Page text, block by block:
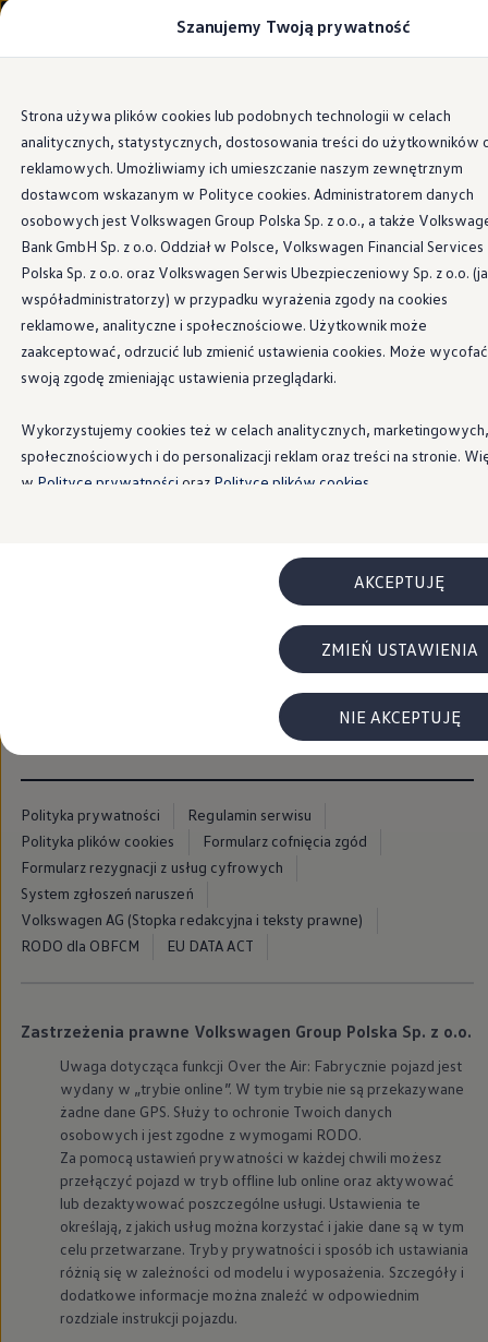
głównej
zawartości
do
stopki
Modele i konfigurator
Auta dostępne od ręki
Cenniki
Modele elektryczne i elektromobilność
Modele elektryczne
Modele elektryczne
Samochody hybrydowe
Przyszłe modele i auta koncepcyjne
ID.4 GTX Xtreme
ID.5 GTX “Xcite”
Nowy ID. Polo GTI
Ładowanie i zasięg
Ładowanie samochodu elektrycznego w domu
Ładowanie samochodu elektrycznego w trasie
Zasięg samochodów elektrycznych
Sposoby płatności
Korzyści i koszty
Koszty utrzymania
Leasing
Najem
Baterie wysokonapięciowe aut elektrycznych
Wyświetlacz head-up z rozszerzoną
System hamowania i odzyskiwanie energii
ID. Sound – poznaj wyjątkowy dźwięk
Strategia Way to Zero
Pozyskiwanie surowców przez recykling
BlueMotion Technologies
WLTP – zużycie paliwa i emisja CO₂
Recykling samochodów
Oprogramowanie i łączność
ID. Software 6
ID. Software i aktualizacje
Interfejs do Twojego ID.
Zakup, finansowanie i ubezpieczenia
Oferty promocyjne
Promocje na nowe samochody – SUV-y,
Oferty nowych i używanych aut
Leasing
Finansowanie aut używanych
Finansowanie dla firm
Kalkulator finansowy
Kredyt i najem
Kredyt
Najem
Finansowanie aut używanych
Kalkulator finansowy
Ubezpieczenia i gwarancje
Ubezpieczenia komunikacyjne
Ubezpieczenie GAP/RTI
Gwarancje
Zakup i finansowanie dla biznesu
Leasing dla biznesu
Wieszakna ubranie
Polecamy ten produkt, jeśli zależy Ci na transporcie ubrań
bez zagnieceń. Moduł można łatwo przymocować do
systemu udogodnień dla podróżnych, a dzięki
zintegrowanemu uchwytowi może być używany również
poza samochodem.
Kup teraz
Polityka prywatności
Regulamin serwisu
Polityka plików cookies
Formularz cofnięcia zgód
Formularz rezygnacji z usług cyfrowych
System zgłoszeń naruszeń
Volkswagen AG (Stopka redakcyjna i teksty prawne)
RODO dla OBFCM
EU DATA ACT
Zastrzeżenia prawne Volkswagen Group Polska Sp. z o.o.
Uwaga dotycząca funkcji Over the Air: Fabrycznie pojazd jest
wydany w „trybie online”. W tym trybie nie są przekazywane
żadne dane GPS. Służy to ochronie Twoich danych
osobowych i jest zgodne z wymogami RODO.
Za pomocą ustawień prywatności w każdej chwili możesz
przełączyć pojazd w tryb offline lub online oraz aktywować
lub dezaktywować poszczególne usługi. Ustawienia te
określają, z jakich usług można korzystać i jakie dane są w tym
celu przetwarzane. Tryby prywatności i sposób ich ustawiania
różnią się w zależności od modelu i wyposażenia. Szczegóły i
dodatkowe informacje można znaleźć w odpowiednim
rozdziale instrukcji pojazdu.
Szanujemy Twoją prywatność
Strona używa plików cookies lub podobnych technologii w celach
analitycznych, statystycznych, dostosowania treści do użytkowników
reklamowych. Umożliwiamy ich umieszczanie naszym zewnętrznym
dostawcom wskazanym w Polityce cookies. Administratorem danych
osobowych jest Volkswagen Group Polska Sp. z o.o., a także
Bank GmbH Sp. z o.o. Oddział w Polsce, Volkswagen Financial Services
Polska Sp. z o.o. oraz Volkswagen Serwis Ubezpieczeniowy Sp. z o.o.
współadministratorzy) w przypadku wyrażenia zgody na cookies
reklamowe, analityczne i społecznościowe. Użytkownik może
zaakceptować, odrzucić lub zmienić ustawienia cookies. Może wycofać
swoją zgodę zmieniając ustawienia przeglądarki.
Wykorzystujemy cookies też w celach analitycznych, marketingowych,
społecznościowych i do personalizacji reklam oraz treści na stronie.
w Polityce prywatności oraz Polityce plików cookies.
AKCEPTUJĘ
NIE AKCEPTUJĘ
ZMIEŃ USTAWIENIA